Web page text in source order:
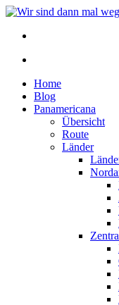
Home
Blog
Panamericana
Übersicht
Route
Länder